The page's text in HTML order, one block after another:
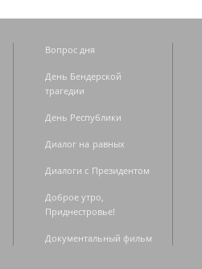
Вопрос дня
День Бендерской
трагедии
День Республики
Диалог на равных
Диалоги с Президентом
Доброе утро,
Приднестровье!
Документальный фильм